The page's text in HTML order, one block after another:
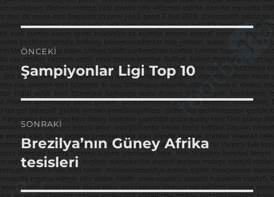
Yazı
gezinmesi
ÖNCEKI
Önceki
yazı:
Şampiyonlar Ligi Top 10
SONRAKI
Sonraki
yazı:
Brezilya’nın Güney Afrika
tesisleri